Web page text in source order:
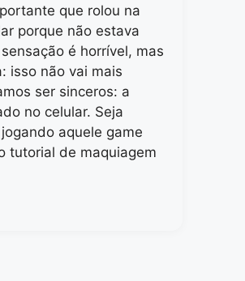
que rolou na
porque não estava
é horrível, mas
isso não vai mais
ser sinceros: a
no celular. Seja
aquele game
tutorial de maquiagem